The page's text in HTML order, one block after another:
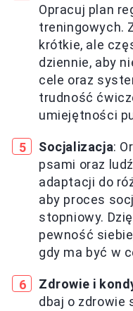
Opracuj plan
treningowych.
krótkie, ale
dziennie, aby
cele oraz
trudność
umiejętności
Socjalizacja:
psami oraz
adaptacji do
aby proces
stopniowy.
pewność
gdy ma być w
Zdrowie i
dbaj o zdrowie